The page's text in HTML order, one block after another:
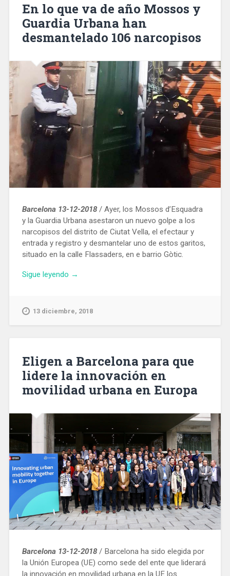
pasado
de
17
destinos
intercontinantales»
En lo que va de año Mossos y
Guardia Urbana han
desmantelado 106 narcopisos
Barcelona 13-12-2018/ Ayer, los Mossos d’Esquadra
y la Guardia Urbana asestaron un nuevo golpe a los
narcopisos del distrito de Ciutat Vella, el efectaur y
entrada y registro y desmantelar uno de estos garitos,
situado en la calle Flassaders, en e barrio Gòtic.
Sigue leyendo «En
va
Guardia
Urbana
han
→
13 diciembre, 2018
Eligen a Barcelona para que
lidere la innovación en
movilidad urbana en Europa
Barcelona 13-12-2018/ Barcelona ha sido elegida por
la Unión Europea (UE) como sede del ente que liderará
la innovación en movilidad urbana en la UE los